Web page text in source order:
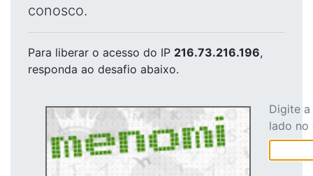
conosco.
Para liberar o acesso do IP 216.73.216.196,
responda ao desafio abaixo.
Digite
lado no